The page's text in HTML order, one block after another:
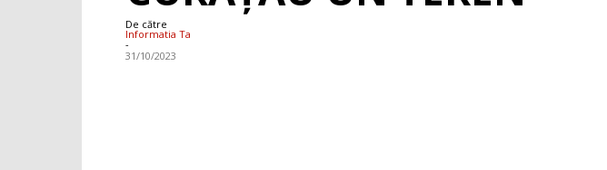
De către
Informatia Ta
-
31/10/2023